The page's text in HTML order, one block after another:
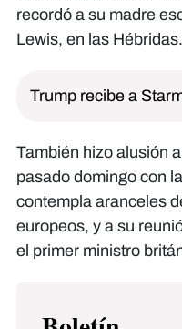
recordó a su madre
Lewis, en las Hébridas.
Trump recibe a
También hizo alusión
pasado domingo con
contempla aranceles
europeos, y a su
el primer ministro